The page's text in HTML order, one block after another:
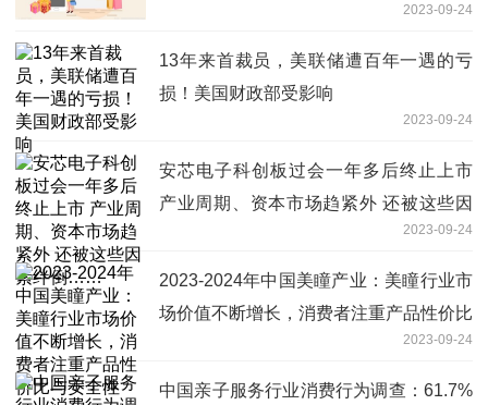
2023-09-24
13年来首裁员，美联储遭百年一遇的亏
损！美国财政部受影响
2023-09-24
安芯电子科创板过会一年多后终止上市
产业周期、资本市场趋紧外 还被这些因
2023-09-24
2023-2024年中国美瞳产业：美瞳行业市
场价值不断增长，消费者注重产品性价比
2023-09-24
中国亲子服务行业消费行为调查：61.7%